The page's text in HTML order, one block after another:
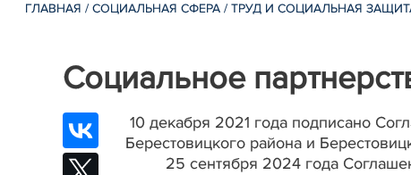
ГЛАВНАЯ /СОЦИАЛЬНАЯ СФЕРА /ТРУД И СОЦИАЛЬНАЯ
Социальное
10 декабря 2021 года подписано
Берестовицкого района и
25 сентября 2024 года